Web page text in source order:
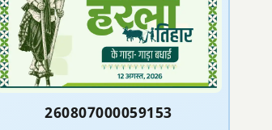
260807000059153